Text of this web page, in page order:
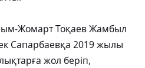
Жомарт Тоқаев Жамбыл
Сапарбаевқа 2019 жылы
жол беріп,